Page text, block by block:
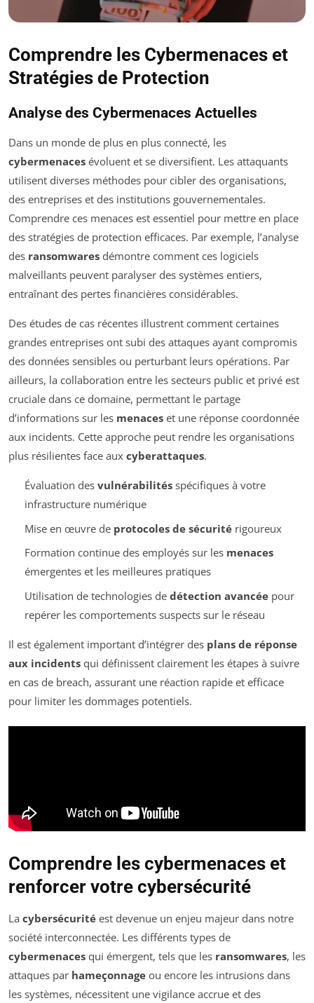
Comprendre les Cybermenaces et
Stratégies de Protection
Analyse des Cybermenaces Actuelles
Dans un monde de plus en plus connecté, les
cybermenaces évoluent et se diversifient. Les attaquants
utilisent diverses méthodes pour cibler des organisations,
des entreprises et des institutions gouvernementales.
Comprendre ces menaces est essentiel pour mettre en place
des stratégies de protection efficaces. Par exemple, l’analyse
des ransomwares démontre comment ces logiciels
malveillants peuvent paralyser des systèmes entiers,
entraînant des pertes financières considérables.
Des études de cas récentes illustrent comment certaines
grandes entreprises ont subi des attaques ayant compromis
des données sensibles ou perturbant leurs opérations. Par
ailleurs, la collaboration entre les secteurs public et privé est
cruciale dans ce domaine, permettant le partage
d’informations sur les menaces et une réponse coordonnée
aux incidents. Cette approche peut rendre les organisations
plus résilientes face aux cyberattaques.
Évaluation des vulnérabilitésspécifiques à votre
infrastructure numérique
Mise en œuvre de protocoles de sécuritérigoureux
Formation continue des employés sur les menaces
émergentes et les meilleures pratiques
Utilisation de technologies de détection avancéepour
repérer les comportements suspects sur le réseau
Il est également important d’intégrer des plans de réponse
aux incidents qui définissent clairement les étapes à suivre
en cas de breach, assurant une réaction rapide et efficace
pour limiter les dommages potentiels.
Comprendre les cybermenaces et
renforcer votre cybersécurité
La cybersécurité est devenue un enjeu majeur dans notre
société interconnectée. Les différents types de
cybermenaces qui émergent, tels que les ransomwares, les
attaques par hameçonnage ou encore les intrusions dans
les systèmes, nécessitent une vigilance accrue et des